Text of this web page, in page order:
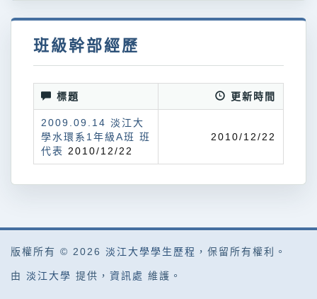
班級幹部經歷
標題 更新時間
2009.09.14 淡江大
學水環系1年級A班 班
代表 2010/12/22
2010/12/22
版權所有 © 2026 淡江大學學生歷程 ，保留所有權利。
由 淡江大學 提供， 資訊處 維護。